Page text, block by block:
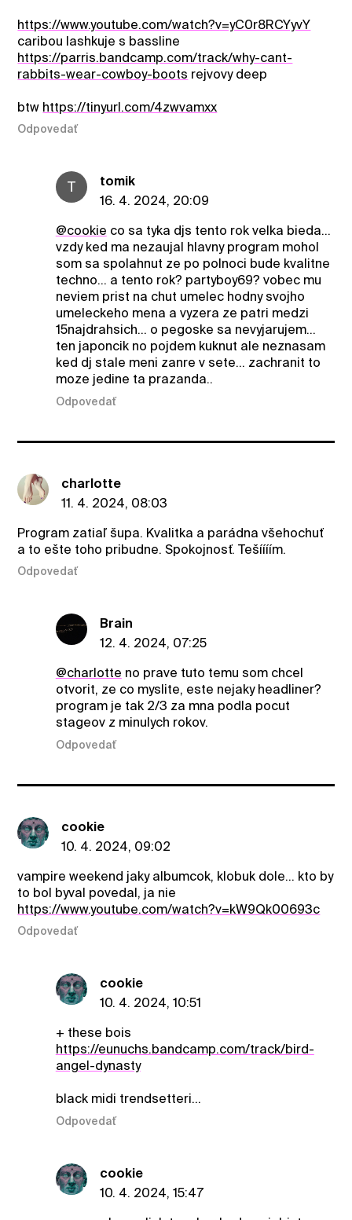
https://www.youtube.com/watch?v=yC0r8RCYyvY
caribou lashkuje s bassline
https://parris.bandcamp.com/track/why-cant-
rabbits-wear-cowboy-boots rejvovy deep
btw https://tinyurl.com/4zwvamxx
Odpovedať
T
tomik
16. 4. 2024, 20:09
@cookie co sa tyka djs tento rok velka bieda...
vzdy ked ma nezaujal hlavny program mohol
som sa spolahnut ze po polnoci bude kvalitne
techno... a tento rok? partyboy69? vobec mu
neviem prist na chut umelec hodny svojho
umeleckeho mena a vyzera ze patri medzi
15najdrahsich... o pegoske sa nevyjarujem...
ten japoncik no pojdem kuknut ale neznasam
ked dj stale meni zanre v sete... zachranit to
moze jedine ta prazanda..
Odpovedať
charlotte
11. 4. 2024, 08:03
Program zatiaľ šupa. Kvalitka a parádna všehochuť
a to ešte toho pribudne. Spokojnosť. Tešíííím.
Odpovedať
Brain
12. 4. 2024, 07:25
@charlotte no prave tuto temu som chcel
otvorit, ze co myslite, este nejaky headliner?
program je tak 2/3 za mna podla pocut
stageov z minulych rokov.
Odpovedať
cookie
10. 4. 2024, 09:02
vampire weekend jaky albumcok, klobuk dole... kto by
to bol byval povedal, ja nie
https://www.youtube.com/watch?v=kW9Qk00693c
Odpovedať
cookie
10. 4. 2024, 10:51
+ these bois
https://eunuchs.bandcamp.com/track/bird-
angel-dynasty
black midi trendsetteri...
Odpovedať
cookie
10. 4. 2024, 15:47